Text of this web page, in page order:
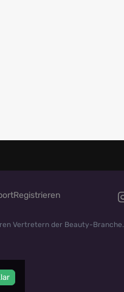
Registrieren
Vertretern der Beauty-Branche.